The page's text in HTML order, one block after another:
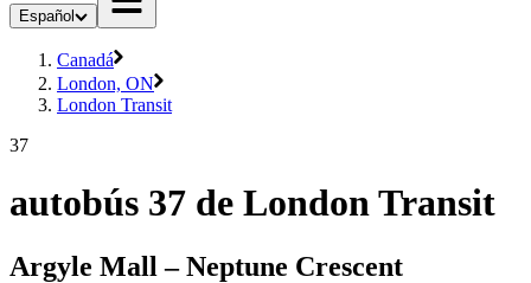
Español
Canadá
London, ON
London Transit
37
autobús 37 de London Transit
Argyle Mall – Neptune Crescent